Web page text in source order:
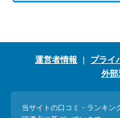
運営者情報 プライ
外部
当サイトの口コミ・ランキン